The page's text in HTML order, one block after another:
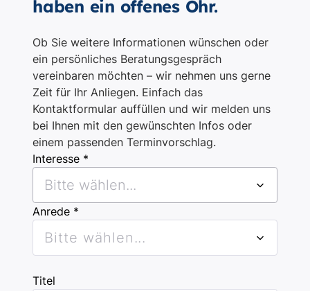
haben ein offenes Ohr.
Ob Sie weitere Informationen wünschen oder
ein persönliches Beratungsgespräch
vereinbaren möchten – wir nehmen uns gerne
Zeit für Ihr Anliegen. Einfach das
Kontaktformular auffüllen und wir melden uns
bei Ihnen mit den gewünschten Infos oder
einem passenden Terminvorschlag.
Interesse *
Bitte wählen...
Anrede *
Bitte wählen...
Titel